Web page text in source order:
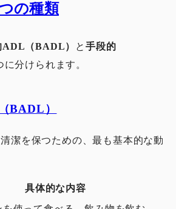
の種類
ADL（BADL） と手段的
に分けられます。
BADL）
潔を保つための、最も基本的な動
具体的な内容